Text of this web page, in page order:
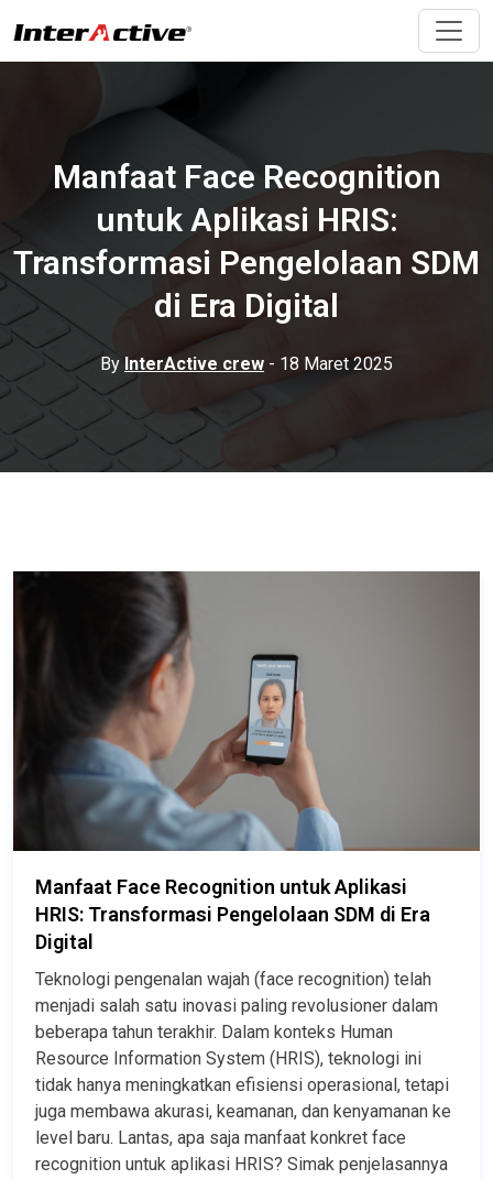
Manfaat Face Recognition
untuk Aplikasi HRIS:
Transformasi Pengelolaan SDM
di Era Digital
By InterActive crew - 18 Maret 2025
Manfaat Face Recognition untuk Aplikasi
HRIS: Transformasi Pengelolaan SDM di Era
Digital
Teknologi pengenalan wajah (face recognition) telah
menjadi salah satu inovasi paling revolusioner dalam
beberapa tahun terakhir. Dalam konteks Human
Resource Information System (HRIS), teknologi ini
tidak hanya meningkatkan efisiensi operasional, tetapi
juga membawa akurasi, keamanan, dan kenyamanan ke
level baru. Lantas, apa saja manfaat konkret face
recognition untuk aplikasi HRIS? Simak penjelasannya